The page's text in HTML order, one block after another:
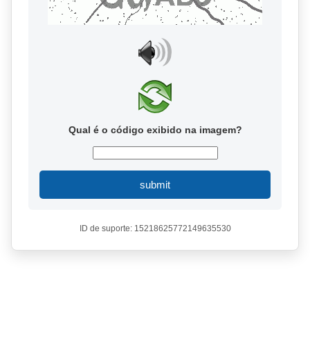
Qual é o código exibido na imagem?
submit
ID de suporte: 15218625772149635530